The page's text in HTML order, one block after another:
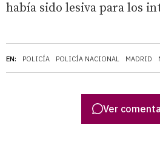
EN: POLICÍA POLICÍA NACIONAL MADRID
había sido lesiva para los
Ver